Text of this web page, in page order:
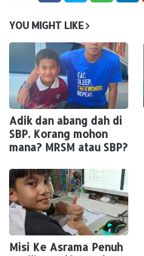
YOU MIGHT LIKE
Adik dan abang dah di
SBP. Korang mohon
mana? MRSM atau SBP?
Misi Ke Asrama Penuh